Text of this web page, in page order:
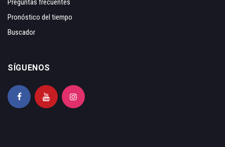
Preguntas frecuentes
Pronóstico del tiempo
Buscador
SÍGUENOS